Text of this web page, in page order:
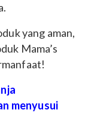
yang aman,
Mama’s
menyusui